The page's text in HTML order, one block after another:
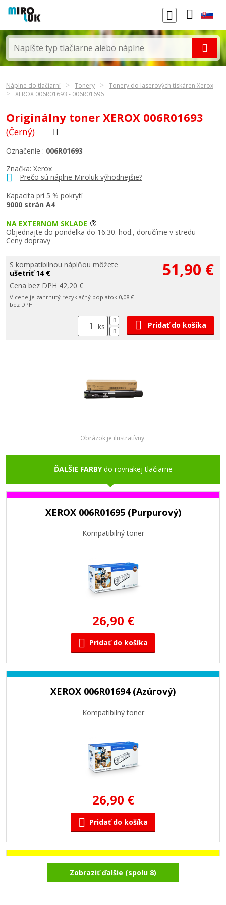
Náplne do tlačiarní Tonery
Tonery do laserových tiskáren Xerox
XEROX 006R01693 - 006R01696
Originálny toner XEROX 006R01693
(Černý)
Značka: Xerox
Prečo sú náplne Miroluk výhodnejšie?
Kapacita pri 5 % pokrytí
9000 strán A4
Označenie : 006R01693
NA EXTERNOM SKLADE
Objednajte do pondelka do 16:30. hod., doručíme v stredu
Ceny dopravy
S kompatibilnou náplňou môžete
ušetriť 14 €
Cena bez DPH 42,20 €
V cene je zahrnutý recyklačný poplatok 0,08 €
bez DPH
51,90 €
ks Pridať do košíka
Obrázok je ilustratívny.
ĎALŠIE FARBYdo rovnakej tlačiarne
XEROX 006R01695 (Purpurový)
Kompatibilný toner
26,90 €
Pridať do košíka
XEROX 006R01694 (Azúrový)
Kompatibilný toner
26,90 €
Pridať do košíka
XEROX 006R01696 (Žltý)
Zobraziť ďalšie (spolu 8)